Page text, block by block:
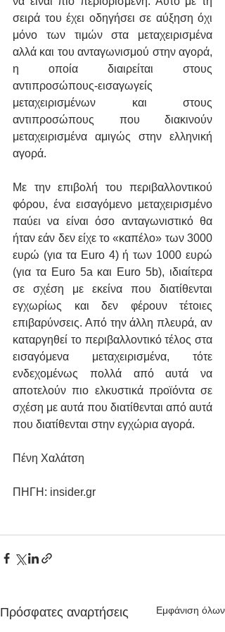
σειρά του έχει οδηγήσει σε αύξηση όχι
μόνο των τιμών στα μεταχειρισμένα
αλλά και του ανταγωνισμού στην αγορά,
η οποία διαιρείται στους
αντιπροσώπους-εισαγωγείς
μεταχειρισμένων και στους
αντιπροσώπους που διακινούν
μεταχειρισμένα αμιγώς στην ελληνική
αγορά.
Με την επιβολή του περιβαλλοντικού
φόρου, ένα εισαγόμενο μεταχειρισμένο
παύει να είναι όσο ανταγωνιστικό θα
ήταν εάν δεν είχε το «καπέλο» των 3000
ευρώ (για τα Euro 4) ή των 1000 ευρώ
(για τα Euro 5a και Euro 5b), ιδιαίτερα
σε σχέση με εκείνα που διατίθενται
εγχωρίως και δεν φέρουν τέτοιες
επιβαρύνσεις. Από την άλλη πλευρά, αν
καταργηθεί το περιβαλλοντικό τέλος στα
εισαγόμενα μεταχειρισμένα, τότε
ενδεχομένως πολλά από αυτά να
αποτελούν πιο ελκυστικά προϊόντα σε
σχέση με αυτά που διατίθενται από αυτά
που διατίθενται στην εγχώρια αγορά.
Πένη Χαλάτση
ΠΗΓΗ: insider.gr
Πρόσφατες αναρτήσεις Εμφάνιση όλων